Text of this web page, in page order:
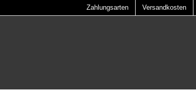
Zahlungsarten Versandkosten